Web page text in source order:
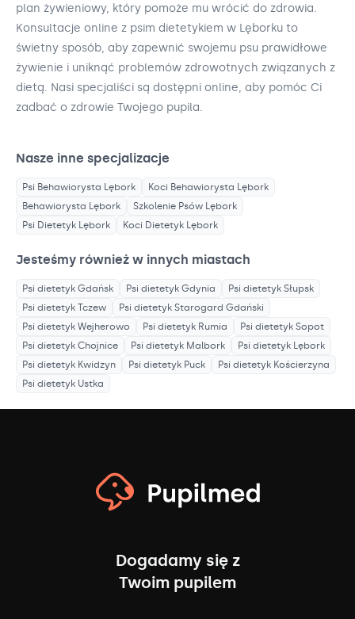
plan żywieniowy, który pomoże mu wrócić do zdrowia.
Konsultacje online z psim dietetykiem w Lęborku to
świetny sposób, aby zapewnić swojemu psu prawidłowe
żywienie i uniknąć problemów zdrowotnych związanych z
dietą. Nasi specjaliści są dostępni online, aby pomóc Ci
zadbać o zdrowie Twojego pupila.
Nasze inne specjalizacje
Psi Behawiorysta Lębork Koci Behawiorysta Lębork
Behawiorysta Lębork Szkolenie Psów Lębork
Psi Dietetyk Lębork Koci Dietetyk Lębork
Jesteśmy również w innych miastach
Psi dietetyk Gdańsk Psi dietetyk Gdynia Psi dietetyk Słupsk
Psi dietetyk Tczew Psi dietetyk Starogard Gdański
Psi dietetyk Wejherowo Psi dietetyk Rumia Psi dietetyk Sopot
Psi dietetyk Chojnice Psi dietetyk Malbork Psi dietetyk Lębork
Psi dietetyk Kwidzyn Psi dietetyk Puck Psi dietetyk Kościerzyna
Psi dietetyk Ustka
Dogadamy się z
Twoim pupilem